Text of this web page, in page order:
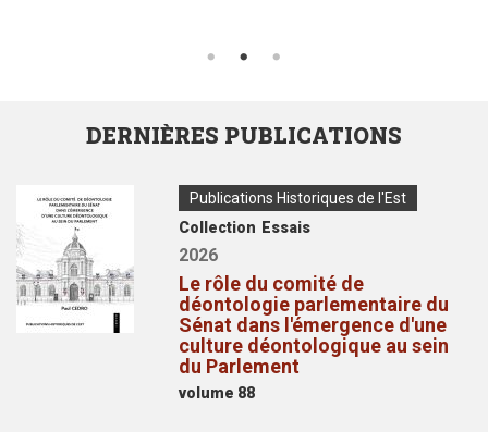
DERNIÈRES PUBLICATIONS
Couverture/pochette
Type
de
Publications Historiques de l'Est
Collection Essais
Année
de
publication
2026
Le rôle du comité de
déontologie parlementaire du
Sénat dans l'émergence d'une
culture déontologique au sein
du Parlement
Volume
volume 88